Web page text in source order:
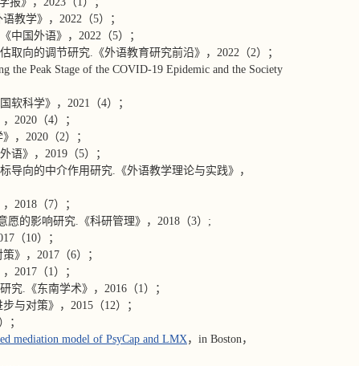
教学》，2022（5）；
中国外语》，2022（5）；
向的调节研究.《外语教育研究前沿》，2022（2）；
the Peak Stage of the COVID-19 Epidemic and the Society
软科学》，2021（4）；
2020（4）；
，2020（2）；
语》，2019（5）；
向的中介作用研究.《外语教学理论与实践》，
2018（7）；
的影响研究.《科研管理》，2018（3）;
（10）；
》，2017（6）；
2017（1）；
究.《东南学术》，2016（1）；
与对策》，2015（12）；
；
mediation model of PsyCap and LMX，in Boston，